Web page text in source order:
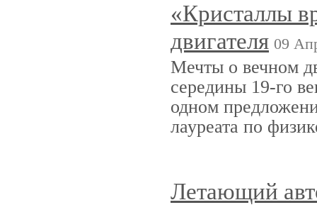
«Кристаллы
двигателя 09
Мечты о вечном
середины 19-го
одном
лауреата по
Летающий